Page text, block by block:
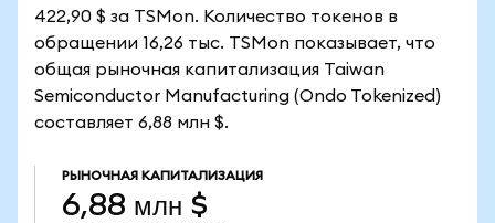
422,90 $ за TSMon. Количество токенов в
обращении 16,26 тыс. TSMon показывает, что
общая рыночная капитализация Taiwan
Semiconductor Manufacturing (Ondo Tokenized)
составляет 6,88 млн $.
РЫНОЧНАЯ КАПИТАЛИЗАЦИЯ
6,88 млн $